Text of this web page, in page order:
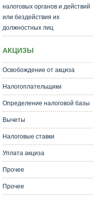
налоговых органов и действий
или бездействия их
должностных лиц
АКЦИЗЫ
Освобождение от акциза
Налогоплательщики
Определение налоговой базы
Вычеты
Налоговые ставки
Уплата акциза
Прочее
Прочее